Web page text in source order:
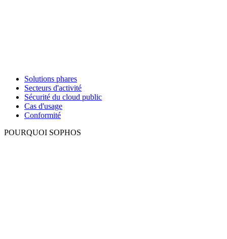
Solutions phares
Secteurs d'activité
Sécurité du cloud public
Cas d'usage
Conformité
POURQUOI SOPHOS